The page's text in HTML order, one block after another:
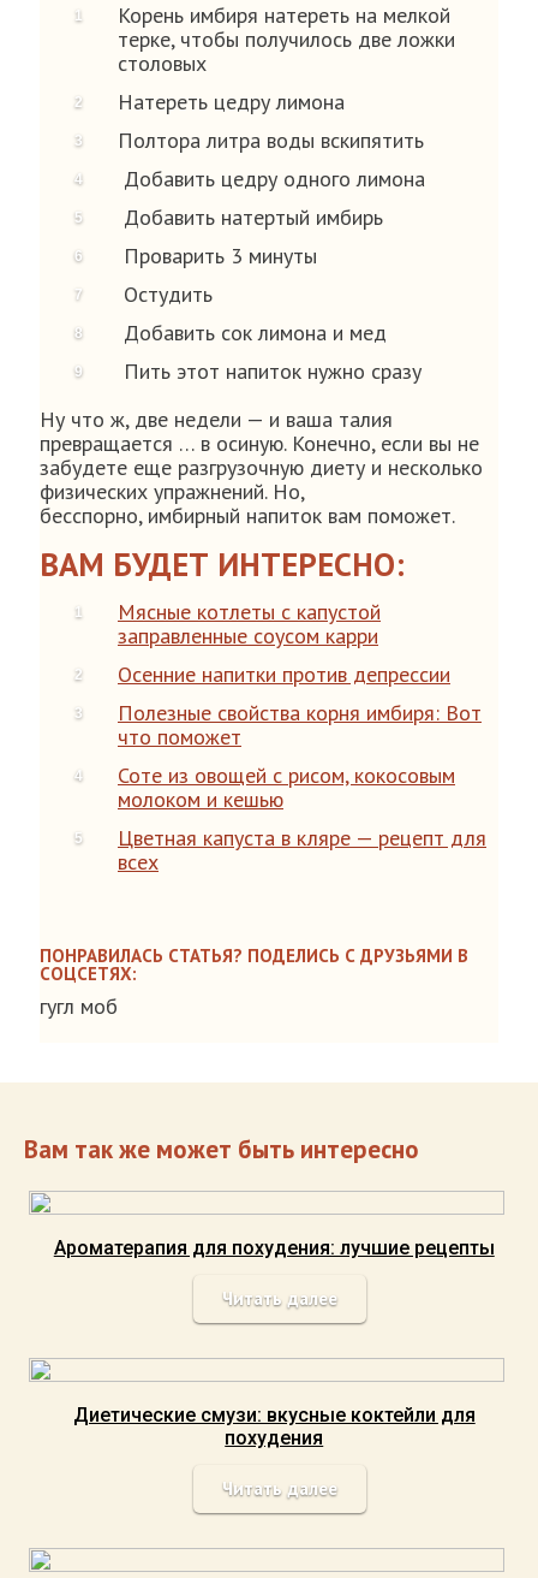
Корень имбиря натереть на мелкой
терке, чтобы получилось две ложки
столовых
Натереть цедру лимона
Полтора литра воды вскипятить
Добавить цедру одного лимона
Добавить натертый имбирь
Проварить 3 минуты
Остудить
Добавить сок лимона и мед
Пить этот напиток нужно сразу
Ну что ж, две недели — и ваша талия
превращается … в осиную. Конечно, если вы не
забудете еще разгрузочную диету и несколько
физических упражнений. Но,
бесспорно, имбирный напиток вам поможет.
ВАМ БУДЕТ ИНТЕРЕСНО:
Мясные котлеты с капустой
заправленные соусом карри
Осенние напитки против депрессии
Полезные свойства корня имбиря: Вот
что поможет
Соте из овощей с рисом, кокосовым
молоком и кешью
Цветная капуста в кляре — рецепт для
всех
ПОНРАВИЛАСЬ СТАТЬЯ? ПОДЕЛИСЬ С ДРУЗЬЯМИ В
СОЦСЕТЯХ:
гугл моб
Вам так же может быть интересно
Ароматерапия для похудения: лучшие рецепты
Читать далее
Диетические смузи: вкусные коктейли для
похудения
Читать далее